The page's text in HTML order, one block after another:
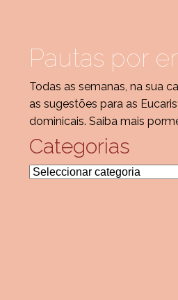
Pautas por
Todas as semanas, na sua
as sugestões para as
dominicais. Saiba mais
Categorias
Categorias